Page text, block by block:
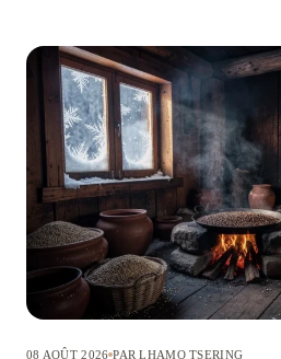
08 AOÛT 2026 PAR LHAMO TSERING